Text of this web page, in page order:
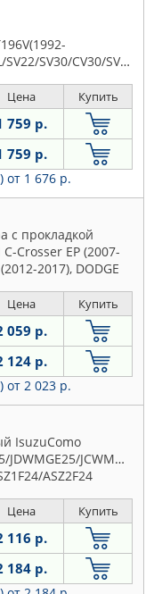
SV30/CV30/SV32/
Цена Купить
759 р.
759 р.
от 1 676 р.
с прокладкой
Crosser EP (2007-
2017), DODGE
MITSUBISHI ASX
...), Galant Fortis
Lancer CY3A, CY
Цена Купить
059 р.
124 р.
от 2 023 р.
IsuzuComo
JDWMGE25/JCWMGE25
ASZ2F24
TZ2F24/TZ3F24/
Цена Купить
116 р.
184 р.